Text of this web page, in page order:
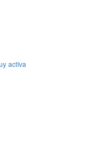
activa